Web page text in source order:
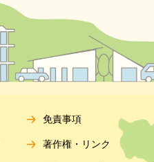
免責事項
著作権・リンク